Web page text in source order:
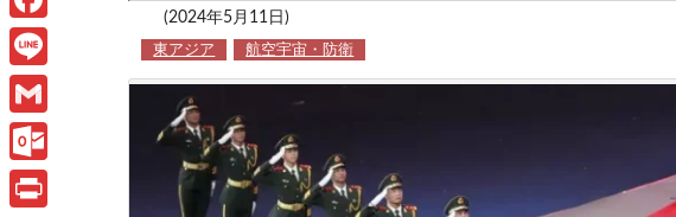
(2024年5月11日)
東アジア 航空宇宙・防衛
F
a
c
e
b
L
i
n
e
G
m
a
O